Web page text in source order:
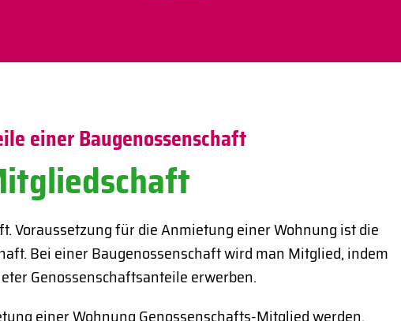
einer Baugenossenschaft
Voraussetzung für die Anmietung einer Wohnung ist die
Bei einer Baugenossenschaft wird man Mitglied, indem
Genossenschaftsanteile erwerben.